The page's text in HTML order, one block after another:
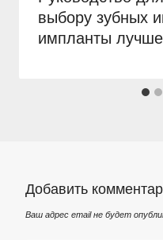
выбору зубных
импланты лучше
Добавить
Ваш адрес email не будет